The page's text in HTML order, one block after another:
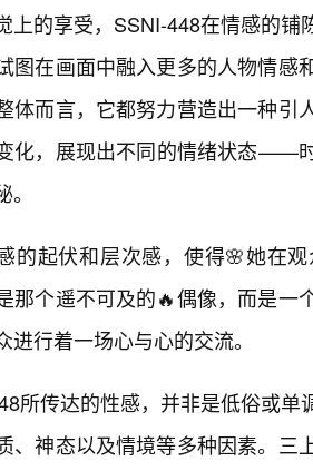
上的享受，SSNI-448在情感的
图在画面中融入更多的人物情感
体而言，它都努力营造出一种引
化，展现出不同的情绪状态——
的起伏和层次感，使得🌸她在
那个遥不可及的🔥偶像，而是一
进行着一场心与心的交流。
所传达的性感，并非是低俗或
、神态以及情境等多种因素。三